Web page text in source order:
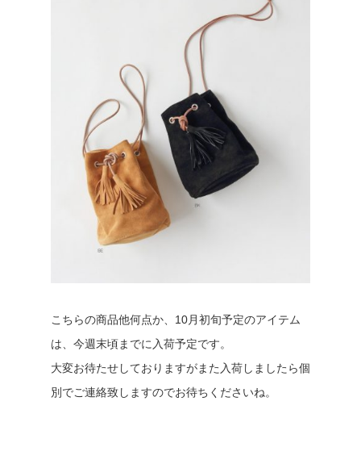
こちらの商品他何点か、10月初旬予定のアイテム
は、今週末頃までに入荷予定です。
大変お待たせしておりますがまた入荷しましたら個
別でご連絡致しますのでお待ちくださいね。